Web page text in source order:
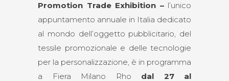
Promotion Trade Exhibition – l’unico
appuntamento annuale in Italia dedicato
al mondo dell’oggetto pubblicitario, del
tessile promozionale e delle tecnologie
per la personalizzazione, è in programma
a Fiera Milano Rho dal 27 al